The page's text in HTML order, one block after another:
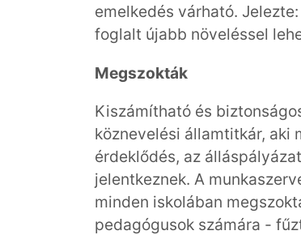
emelkedés várható.
foglalt újabb növeléssel
Megszokták
Kiszámítható és
köznevelési államtitkár, aki
érdeklődés, az
jelentkeznek. A
minden iskolában
pedagógusok számára -